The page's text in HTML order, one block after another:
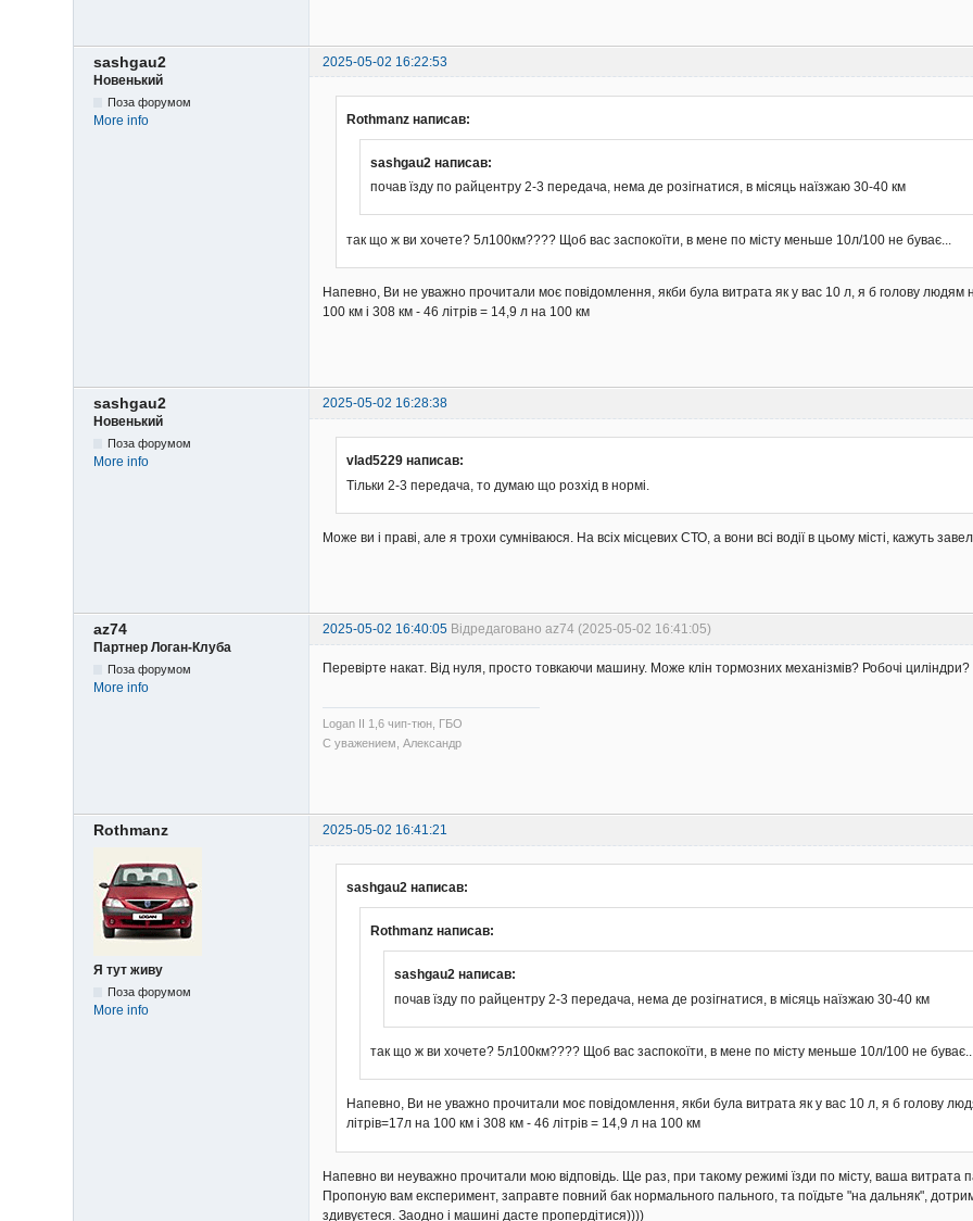
sashgau2
2025-05-02 16:22:53
Новенький
Поза форумом
More info Rothmanz написав:
sashgau2 написав:
почав їзду по райцентру 2-3 передача, нема де розігнатися, в місяць наїзжаю 30-40 км
так що ж ви хочете? 5л100км???? Щоб вас заспокоїти, в мене по місту меньше 10л/100 не буває...
Напевно, Ви не уважно прочитали моє повідомлення, якби була витрата як у вас 10 л, я б голову людям
100 км і 308 км - 46 літрів = 14,9 л на 100 км
sashgau2
2025-05-02 16:28:38
Новенький
Поза форумом
More info
vlad5229 написав:
Тільки 2-3 передача, то думаю що розхід в нормі.
Може ви і праві, але я трохи сумніваюся. На всіх місцевих СТО, а вони всі водії в цьому місті, кажуть
az74 2025-05-02 16:40:05 Відредаговано az74 (2025-05-02 16:41:05)
Партнер Логан-Клуба
Поза форумом
More info
Перевірте накат. Від нуля, просто товкаючи машину. Може клін тормозних механізмів? Робочі циліндри?
Logan II 1,6 чип-тюн, ГБО
С уважением, Александр
Rothmanz 2025-05-02 16:41:21
Я тут живу
Поза форумом
More info
sashgau2 написав:
Rothmanz написав:
sashgau2 написав:
почав їзду по райцентру 2-3 передача, нема де розігнатися, в місяць наїзжаю 30-40 км
так що ж ви хочете? 5л100км???? Щоб вас заспокоїти, в мене по місту меньше 10л/100 не
Напевно, Ви не уважно прочитали моє повідомлення, якби була витрата як у вас 10 л, я б голову
літрів=17л на 100 км і 308 км - 46 літрів = 14,9 л на 100 км
Напевно ви неуважно прочитали мою відповідь. Ще раз, при такому режимі їзди по місту, ваша
Пропоную вам експеримент, заправте повний бак нормального пального, та поїдьте "на дальняк",
здивуєтеся. Заодно і машині дасте пропердітися))))